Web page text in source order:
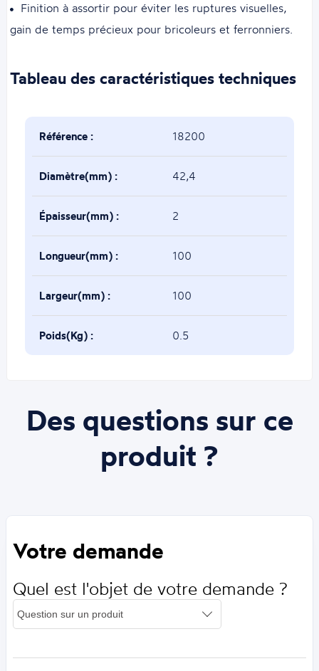
Finition à assortir pour éviter les ruptures visuelles,
gain de temps précieux pour bricoleurs et ferronniers.
Tableau des caractéristiques techniques
Référence : 18200
Diamètre(mm) : 42,4
Épaisseur(mm) : 2
Longueur(mm) : 100
Largeur(mm) : 100
Poids(Kg) : 0.5
Des questions sur ce
produit ?
Votre demande
Quel est l'objet de votre demande ?